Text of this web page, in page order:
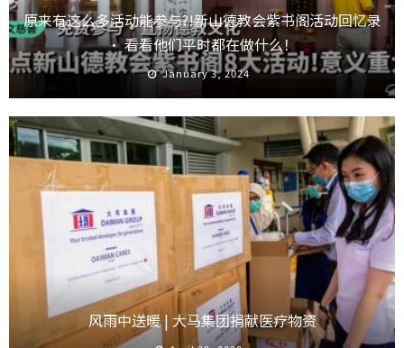
原来有这么多活动能参与?!新山德教会紫书阁活动回忆录
· 看看他们平时都在做什么！
January 3, 2024
风雨中送暖 | 大马集团捐献医疗物资